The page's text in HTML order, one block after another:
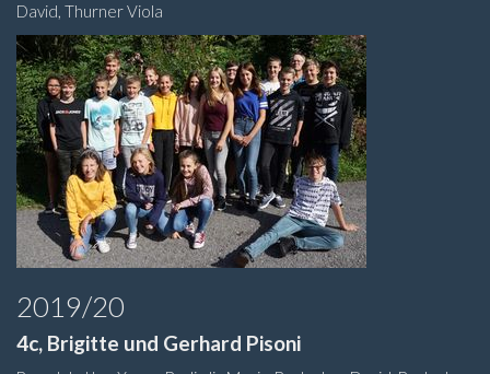
David, Thurner Viola
2019/20
4c, Brigitte und Gerhard Pisoni